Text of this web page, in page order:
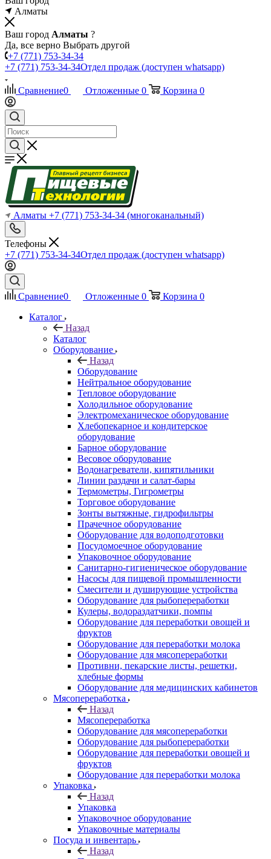
Алматы
Ваш город Алматы ?
Да, все верно Выбрать другой
+7 (771) 753-34-34
+7 (771) 753-34-34Отдел продаж (доступен whatsapp)
Сравнение0 Отложенные 0 Корзина 0
Алматы +7 (771) 753-34-34 (многоканальный)
Телефоны
+7 (771) 753-34-34Отдел продаж (доступен whatsapp)
Сравнение0 Отложенные 0 Корзина 0
Каталог
Назад
Каталог
Оборудование
Назад
Оборудование
Нейтральное оборудование
Тепловое оборудование
Холодильное оборудование
Электромеханическое оборудование
Хлебопекарное и кондитерское
оборудование
Барное оборудование
Весовое оборудование
Водонагреватели, кипятильники
Линии раздачи и салат-бары
Термометры, Гигрометры
Торговое оборудование
Зонты вытяжные, гидрофильтры
Прачечное оборудование
Оборудование для водоподготовки
Посудомоечное оборудование
Упаковочное оборудование
Санитарно-гигиеническое оборудование
Насосы для пищевой промышленности
Смесители и душирующие устройства
Оборудование для рыбопереработки
Кулеры, водораздатчики, помпы
Оборудование для переработки овощей и
фруктов
Оборудование для переработки молока
Оборудование для мясопереработки
Противни, пекарские листы, решетки,
хлебные формы
Оборудование для медицинских кабинетов
Мясопереработка
Назад
Мясопереработка
Оборудование для мясопереработки
Оборудование для рыбопереработки
Оборудование для переработки овощей и
фруктов
Оборудование для переработки молока
Упаковка
Назад
Упаковка
Упаковочное оборудование
Упаковочные материалы
Посуда и инвентарь
Назад